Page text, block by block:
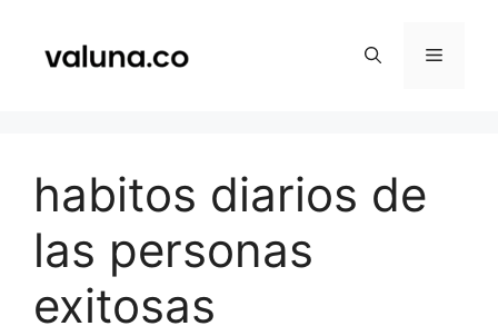
contenido
Menú
habitos diarios de
las personas
exitosas